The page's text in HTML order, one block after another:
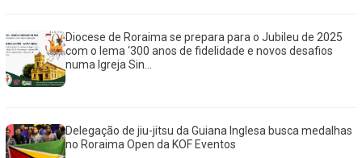
Diocese de Roraima se prepara para o Jubileu de 2025
com o lema ‘300 anos de fidelidade e novos desafios
numa Igreja Sin...
Delegação de jiu-jitsu da Guiana Inglesa busca medalhas
no Roraima Open da KOF Eventos